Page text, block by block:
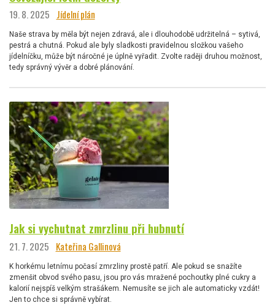
19. 8. 2025 Jídelní plán
Naše strava by měla být nejen zdravá, ale i dlouhodobě udržitelná – sytivá,
pestrá a chutná. Pokud ale byly sladkosti pravidelnou složkou vašeho
jídelníčku, může být náročné je úplně vyřadit. Zvolte raději druhou možnost,
tedy správný vývěr a dobré plánování.
Jak si vychutnat zmrzlinu při hubnutí
21. 7. 2025 Kateřina Gallinová
K horkému letnímu počasí zmrzliny prostě patří. Ale pokud se snažíte
zmenšit obvod svého pasu, jsou pro vás mražené pochoutky plné cukry a
kalorií nejspíš velkým strašákem. Nemusíte se jich ale automaticky vzdát!
Jen to chce si správně vybírat.